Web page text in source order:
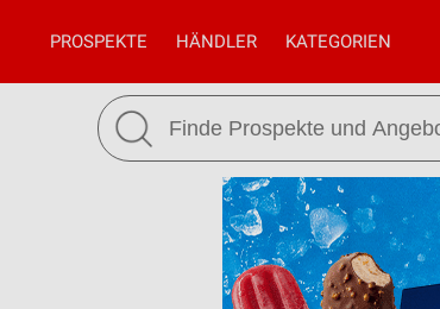
PROSPEKTE HÄNDLER KATEGORIEN